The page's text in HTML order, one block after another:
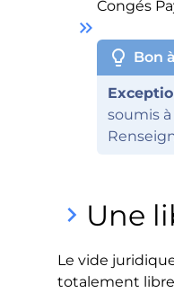
Congés
keyboard_double_arrow_right
lightbulb Bon
soumis
keyboard_arrow_right Une
Le vide
totalement